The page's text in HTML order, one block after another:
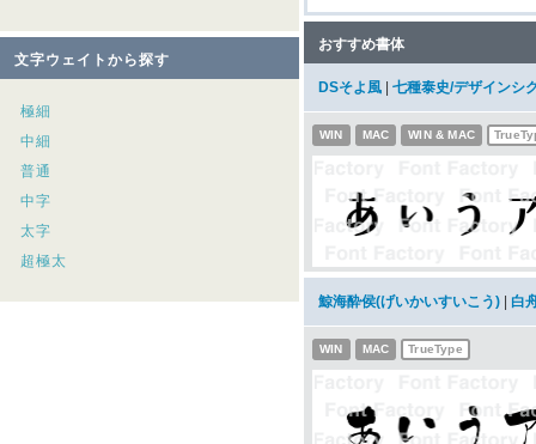
文字ウェイトから探す
極細
中細
普通
中字
太字
超極太
おすすめ書体
DSそよ風 七種泰史/デザインシ
WIN MAC WIN & MAC
鯨海酔侯(げいかいすいこう) 白
WIN MAC TrueType